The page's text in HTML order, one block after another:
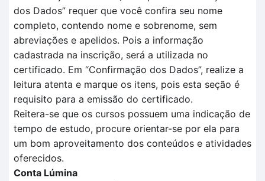
dos Dados” requer que você confira seu nome
completo, contendo nome e sobrenome, sem
abreviações e apelidos. Pois a informação
cadastrada na inscrição, será a utilizada no
certificado. Em “Confirmação dos Dados”, realize a
leitura atenta e marque os itens, pois esta seção é
requisito para a emissão do certificado.
Reitera-se que os cursos possuem uma indicação de
tempo de estudo, procure orientar-se por ela para
um bom aproveitamento dos conteúdos e atividades
oferecidos.
Conta Lúmina